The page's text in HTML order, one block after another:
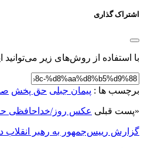
اشتراک گذاری
با استفاده از روش‌های زیر
برچسب ها : پیمان جبلی حق پخش
«پست قبلی عکس روز/خداحافظی
گزارش رییس‌جمهور به رهبر انقلاب در 21